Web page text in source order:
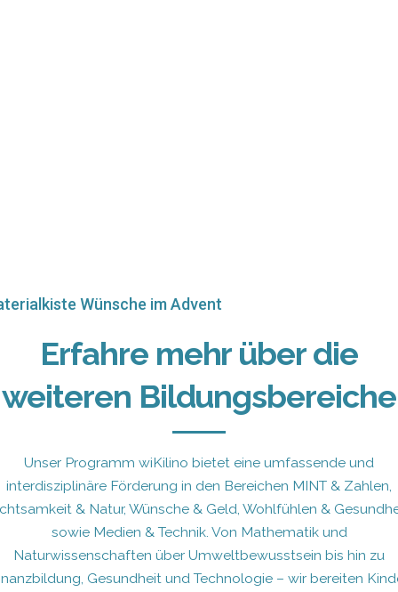
Wünsche im Advent
Erfahre mehr über die
weiteren Bildungsbereiche
Unser Programm wiKilino bietet eine umfassende und
interdisziplinäre Förderung in den Bereichen MINT & Zahlen,
& Natur, Wünsche & Geld, Wohlfühlen &
sowie Medien & Technik. Von Mathematik und
Naturwissenschaften über Umweltbewusstsein bis hin zu
Gesundheit und Technologie – wir bereiten